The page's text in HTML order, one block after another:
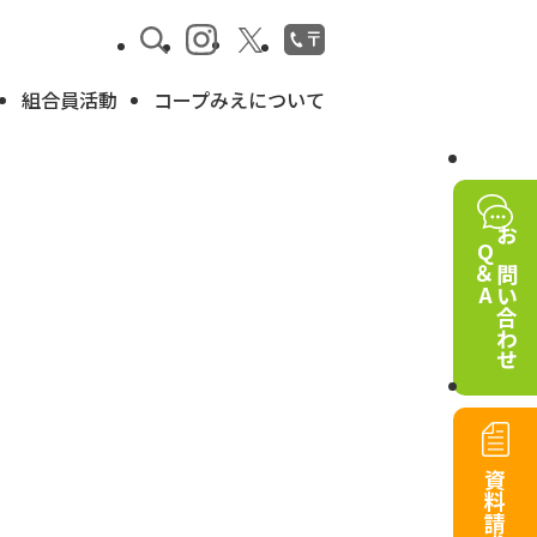
組合員活動 コープみえについて
お問い合わせ
Q＆A
資料請求